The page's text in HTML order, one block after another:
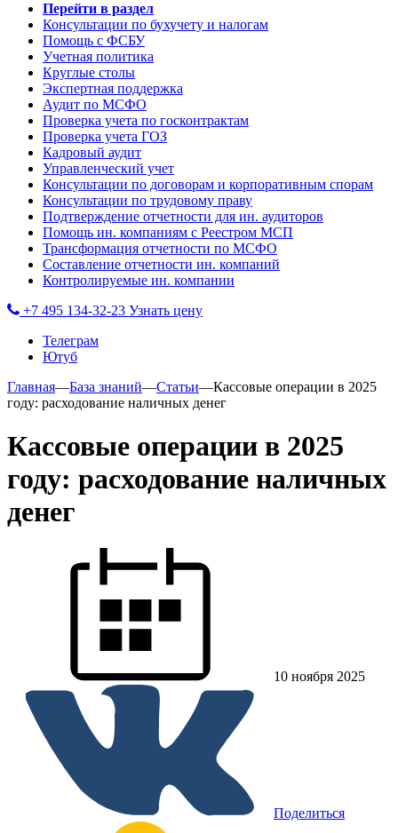
Перейти в раздел
Консультации по бухучету и налогам
Помощь с ФСБУ
Учетная политика
Круглые столы
Экспертная поддержка
Аудит по МСФО
Проверка учета по госконтрактам
Проверка учета ГОЗ
Кадровый аудит
Управленческий учет
Консультации по договорам и корпоративным спорам
Консультации по трудовому праву
Подтверждение отчетности для ин. аудиторов
Помощь ин. компаниям с Реестром МСП
Трансформация отчетности по МСФО
Составление отчетности ин. компаний
Контролируемые ин. компании
+7 495 134-32-23 Узнать цену
Телеграм
Ютуб
Главная—База знаний—Статьи—Кассовые операции в 2025
году: расходование наличных денег
Кассовые операции в 2025
году: расходование наличных
денег
10 ноября 2025
Поделиться